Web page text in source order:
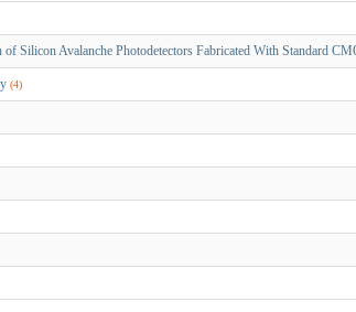
Silicon Avalanche Photodetectors Fabricated With Standard
(4)